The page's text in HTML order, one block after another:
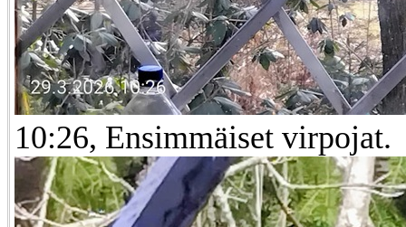
10:26, Ensimmäiset virpojat.